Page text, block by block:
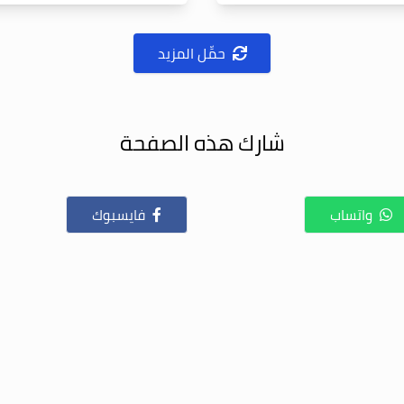
حمِّل المزيد
شارك هذه الصفحة
واتساب فايسبوك